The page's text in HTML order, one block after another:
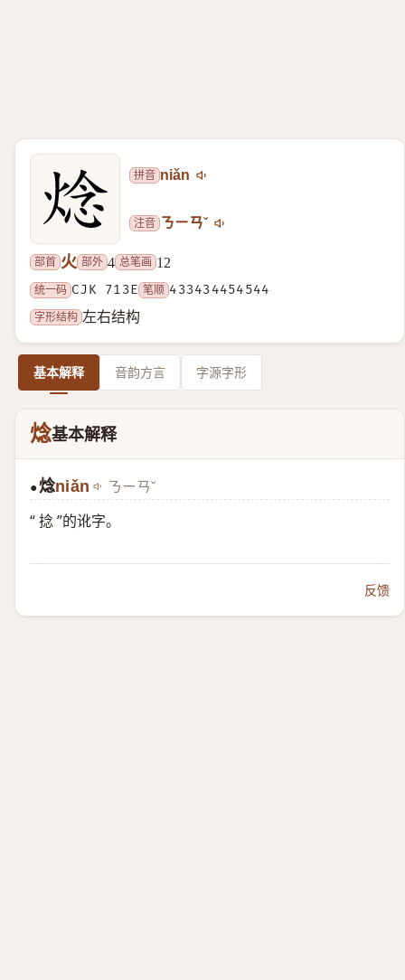
拼音 niǎn
注音 ㄋㄧㄢˇ
部首 火 部外 4 总笔画 12
统一码 CJK 713E 笔顺 433434454544
字形结构 左右结构
基本解释 音韵方言 字源字形
焾基本解释
●焾niǎn ㄋㄧㄢˇ
“ 捻 ”的讹字。
反馈